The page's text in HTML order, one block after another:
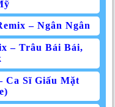
– Ngân Ngân
– Trâu Bái Bái,
Ca Sĩ Giấu Mặt